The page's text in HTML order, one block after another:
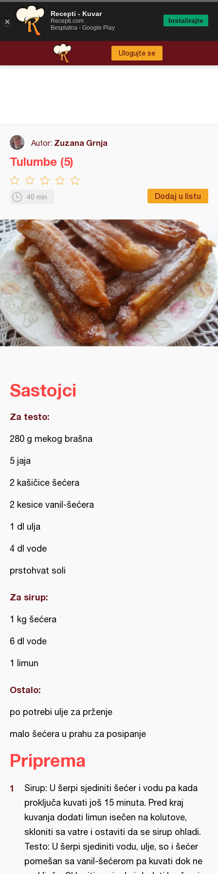
Ulogujte se
Autor: Zuzana Grnja
40 min Dodaj u listu
Tulumbe (5)
Sastojci
Za testo:
280 g mekog brašna
5 jaja
2 kašičice šećera
2 kesice vanil-šećera
1 dl ulja
4 dl vode
prstohvat soli
Za sirup:
1 kg šećera
6 dl vode
1 limun
Ostalo:
po potrebi ulje za prženje
malo šećera u prahu za posipanje
Priprema
Sirup: U šerpi sjediniti šećer i vodu pa kada
proključa kuvati još 15 minuta. Pred kraj
kuvanja dodati limun isečen na kolutove,
skloniti sa vatre i ostaviti da se sirup ohladi.
Testo: U šerpi sjediniti vodu, ulje, so i šećer
pomešan sa vanil-šećerom pa kuvati dok ne
Recepti - Kuvar
Recepti.com
Besplatna - Google Play
Instalirajte